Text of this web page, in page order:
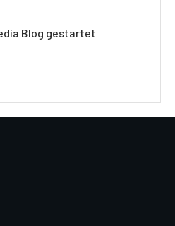
Blog gestartet